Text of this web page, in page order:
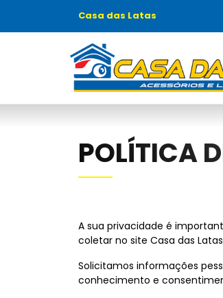
Casa das Latas
POLÍTICA
A sua privacidade é
coletar no site Casa das Latas
Solicitamos informações
conhecimento e